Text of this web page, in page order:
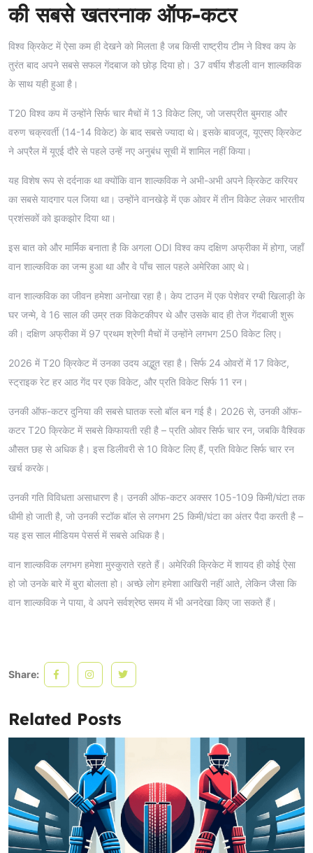
की सबसे खतरनाक ऑफ-कटर
विश्व क्रिकेट में ऐसा कम ही देखने को मिलता है जब किसी राष्ट्रीय टीम ने विश्व कप के
तुरंत बाद अपने सबसे सफल गेंदबाज को छोड़ दिया हो। 37 वर्षीय शैडली वान शाल्कविक
के साथ यही हुआ है।
T20 विश्व कप में उन्होंने सिर्फ चार मैचों में 13 विकेट लिए, जो जसप्रीत बुमराह और
वरुण चक्रवर्ती (14-14 विकेट) के बाद सबसे ज्यादा थे। इसके बावजूद, यूएसए क्रिकेट
ने अप्रैल में यूएई दौरे से पहले उन्हें नए अनुबंध सूची में शामिल नहीं किया।
यह विशेष रूप से दर्दनाक था क्योंकि वान शाल्कविक ने अभी-अभी अपने क्रिकेट करियर
का सबसे यादगार पल जिया था। उन्होंने वानखेड़े में एक ओवर में तीन विकेट लेकर भारतीय
प्रशंसकों को झकझोर दिया था।
इस बात को और मार्मिक बनाता है कि अगला ODI विश्व कप दक्षिण अफ्रीका में होगा, जहाँ
वान शाल्कविक का जन्म हुआ था और वे पाँच साल पहले अमेरिका आए थे।
वान शाल्कविक का जीवन हमेशा अनोखा रहा है। केप टाउन में एक पेशेवर रग्बी खिलाड़ी के
घर जन्मे, वे 16 साल की उम्र तक विकेटकीपर थे और उसके बाद ही तेज गेंदबाजी शुरू
की। दक्षिण अफ्रीका में 97 प्रथम श्रेणी मैचों में उन्होंने लगभग 250 विकेट लिए।
2026 में T20 क्रिकेट में उनका उदय अद्भुत रहा है। सिर्फ 24 ओवरों में 17 विकेट,
स्ट्राइक रेट हर आठ गेंद पर एक विकेट, और प्रति विकेट सिर्फ 11 रन।
उनकी ऑफ-कटर दुनिया की सबसे घातक स्लो बॉल बन गई है। 2026 से, उनकी ऑफ-
कटर T20 क्रिकेट में सबसे किफायती रही है – प्रति ओवर सिर्फ चार रन, जबकि वैश्विक
औसत छह से अधिक है। इस डिलीवरी से 10 विकेट लिए हैं, प्रति विकेट सिर्फ चार रन
खर्च करके।
उनकी गति विविधता असाधारण है। उनकी ऑफ-कटर अक्सर 105-109 किमी/घंटा तक
धीमी हो जाती है, जो उनकी स्टॉक बॉल से लगभग 25 किमी/घंटा का अंतर पैदा करती है –
यह इस साल मीडियम पेसर्स में सबसे अधिक है।
वान शाल्कविक लगभग हमेशा मुस्कुराते रहते हैं। अमेरिकी क्रिकेट में शायद ही कोई ऐसा
हो जो उनके बारे में बुरा बोलता हो। अच्छे लोग हमेशा आखिरी नहीं आते, लेकिन जैसा कि
वान शाल्कविक ने पाया, वे अपने सर्वश्रेष्ठ समय में भी अनदेखा किए जा सकते हैं।
Share:
Related Posts